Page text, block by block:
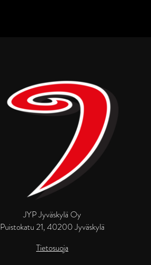
JYP Jyväskylä Oy
Puistokatu 21, 40200 Jyväskylä
Tietosuoja